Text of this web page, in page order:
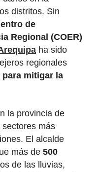
distritos. Sin
de
Regional (COER)
ha sido
regionales
mitigar la
la provincia de
más
El alcalde
más de 500
de las lluvias,